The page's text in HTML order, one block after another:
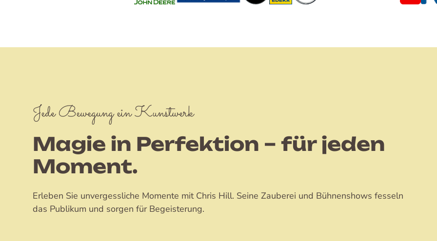
Jede Bewegung ein Kunstwerk
Magie in Perfektion – für jeden
Moment.
Erleben Sie unvergessliche Momente mit Chris Hill. Seine Zauberei und Bühnenshows fesseln
das Publikum und sorgen für Begeisterung.